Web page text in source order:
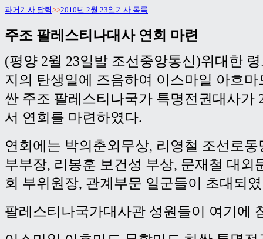
과거기사 달력>>2010년 2월 23일기사 목록
주조 팔레스티나대사 연회 마련
(평양 2월 23일발 조선중앙통신)위대한
지의 탄생일에 즈음하여 이스마일 아흐
싼 주조 팔레스티나국가 특명전권대사가
서 연회를 마련하였다.
연회에는 박의춘외무상, 리영철 조선로
부부장, 리봉훈 보건성 부상, 문재철 대외
회 부위원장, 관계부문 일군들이 초대되
팔레스티나국가대사관 성원들이 여기에